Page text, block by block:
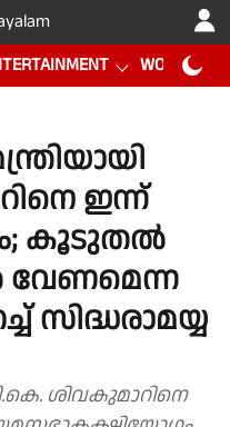
WORLD CUP
ഇന്ന്
കൂടുതൽ
വേണമെന്ന
സിദ്ധരാമയ്യ
ശിവകുമാറിനെ